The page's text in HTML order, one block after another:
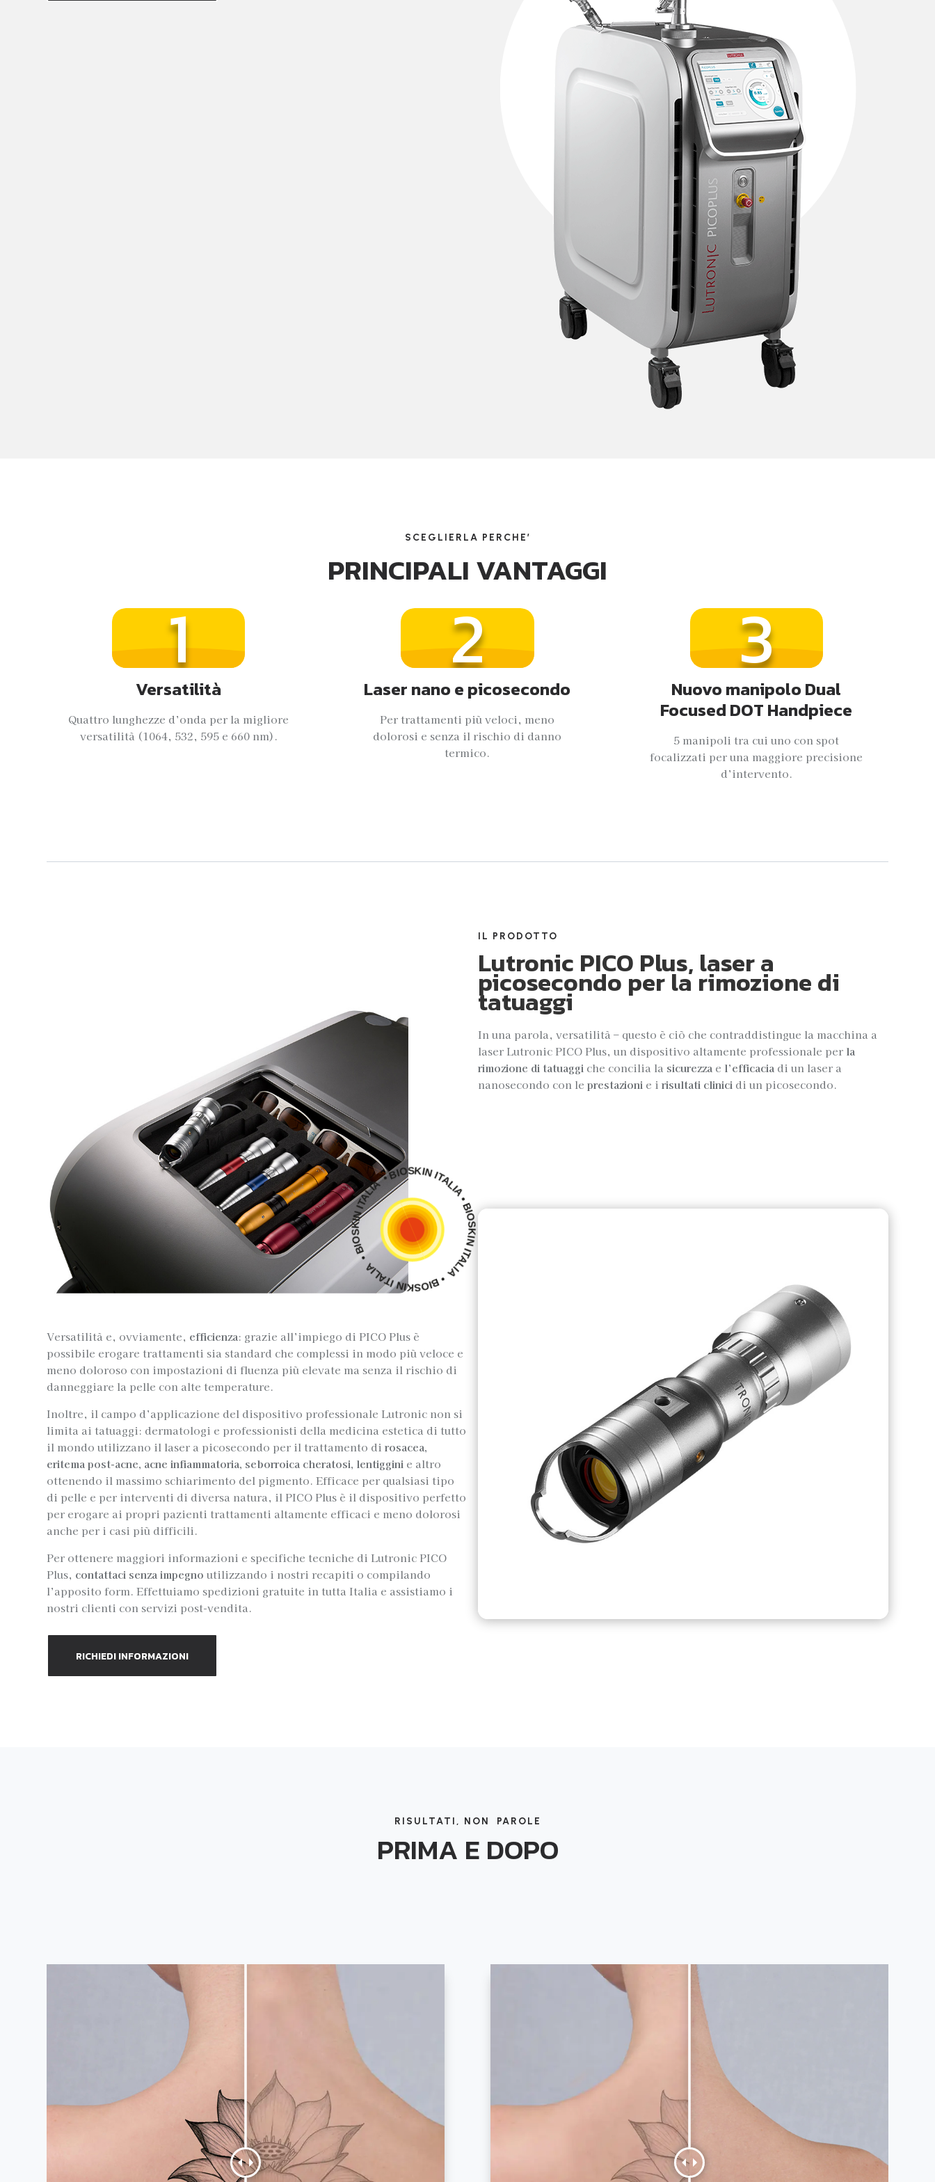
SCEGLIERLA PERCHE’
PRINCIPALI VANTAGGI
1
Versatilità
Quattro lunghezze d’onda per la migliore
versatilità (1064, 532, 595 e 660 nm).
2
Laser nano e picosecondo
Per trattamenti più veloci, meno
dolorosi e senza il rischio di danno
termico.
3
Nuovo manipolo Dual
Focused DOT Handpiece
5 manipoli tra cui uno con spot
focalizzati per una maggiore precisione
d’intervento.
Versatilità e, ovviamente, efficienza: grazie all’impiego di PICO Plus è
possibile erogare trattamenti sia standard che complessi in modo più veloce e
meno doloroso con impostazioni di fluenza più elevate ma senza il rischio di
danneggiare la pelle con alte temperature.
Inoltre, il campo d’applicazione del dispositivo professionale Lutronic non si
limita ai tatuaggi: dermatologi e professionisti della medicina estetica di tutto
il mondo utilizzano il laser a picosecondo per il trattamento dirosacea,
eritema post-acne, acne infiammatoria, seborroica cheratosi, lentiggini e altro
ottenendo il massimo schiarimento del pigmento. Efficace per qualsiasi tipo
di pelle e per interventi di diversa natura, il PICO Plus è il dispositivo perfetto
per erogare ai propri pazienti trattamenti altamente efficaci e meno dolorosi
anche per i casi più difficili.
Per ottenere maggiori informazioni e specifiche tecniche di Lutronic PICO
Plus, contattaci senza impegno utilizzando i nostri recapiti o compilando
l’apposito form. Effettuiamo spedizioni gratuite in tutta Italia e assistiamo i
nostri clienti con servizi post-vendita.
RICHIEDI INFORMAZIONI
IL PRODOTTO
Lutronic PICO Plus, laser a
picosecondo per la rimozione di
tatuaggi
In una parola, versatilità – questo è ciò che contraddistingue la macchina a
laser Lutronic PICO Plus, un dispositivo altamente professionale per la
rimozione di tatuaggi che concilia la sicurezza e l’efficacia di un laser a
nanosecondo con le prestazioni e i risultati clinici di un picosecondo.
RISULTATI, NON PAROLE
PRIMA E DOPO